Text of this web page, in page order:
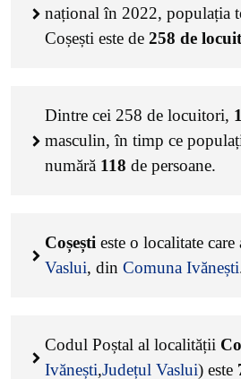
național în 2022, populația
Coșești este de 258 de
Dintre cei 258 de locuitori,
masculin, în timp ce
numără 118 de persoane.
Coșești este o localitate care
Vaslui, din Comuna Ivănești
Codul Poștal al localității
Ivănești,Județul Vaslui) este